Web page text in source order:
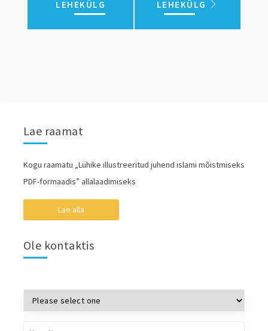
LEHEKÜLG
LEHEKÜLG
Lae raamat
Kogu raamatu „Lühike illustreeritud juhend islami mõistmiseks
PDF-formaadis” allalaadimiseks
Lae alla
Ole kontaktis